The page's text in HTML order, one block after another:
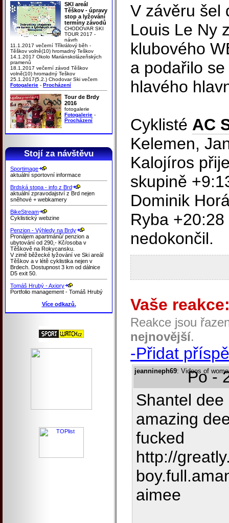
SKI areál
Těškov - úpravy
stop a lyžování
termíny závodů
CHODOVAR SKI
TOUR 2017 -
návrh
11.1.2017 večerní Tříkrálový běh -
Těškov volně(10) hromadný Teškov
14.1.2017 Okolo Mariánskolázeňských
pramenů
18.1.2017 večerní závod Těškov
volně(10) hromadný Teškov
25.1.2017(5.2.) Chodovar Ski večern
Fotogalerie - Procházení
Tour de Brdy
2016
fotogalerie
Fotogalerie -
Procházení
Stojí za návštěvu
Sportimage
aktuální sportovní informace
Brdská stopa - info z Brd
aktuální zpravodajství z Brd nejen
sněhové + webkamery
BikeStream
Cyklistický webzine
Penzion - Výhledy na Brdy
Pronájem apartmánů/ penzion a
ubytování od 290,- Kč/osoba v
Těškově na Rokycansku.
V zimě běžecké lyžování ve Ski areál
Těškov a v létě cyklistika nejen v
Brdech. Dostupnost 3 km od dálnice
D5 exit 50.
Tomáš Hrubý - Axiory
Portfolio management - Tomáš Hrubý
Více odkazů.
V závěru šel
Louis Le Ny
klubového
a podařilo
hlavého
Cyklisté AC
Kelemen,
Kalojíros
skupině
Dominik
Ryba
nedokončil.
Vaše
Reakce jsou
nejnovější.
-Přidat
jeannineph69: Videos of
Po -
Shantel
amazing
fucked
http://
aimee